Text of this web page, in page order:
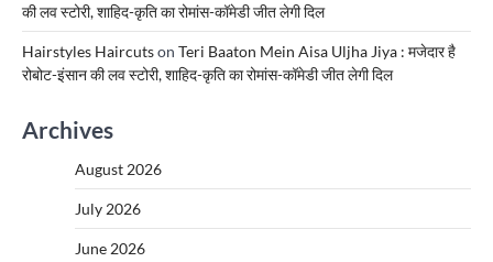
की लव स्टोरी, शाहिद-कृति का रोमांस-कॉमेडी जीत लेगी दिल
Hairstyles Haircutson Teri Baaton Mein Aisa Uljha Jiya : मजेदार है
रोबोट-इंसान की लव स्टोरी, शाहिद-कृति का रोमांस-कॉमेडी जीत लेगी दिल
Archives
August 2026
July 2026
June 2026